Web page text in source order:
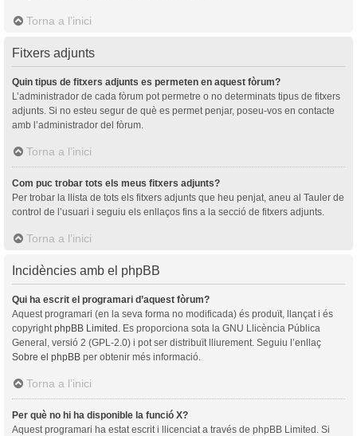
Torna a l’inici
Fitxers adjunts
Quin tipus de fitxers adjunts es permeten en aquest fòrum?
L’administrador de cada fòrum pot permetre o no determinats tipus de fitxers
adjunts. Si no esteu segur de què es permet penjar, poseu-vos en contacte
amb l’administrador del fòrum.
Torna a l’inici
Com puc trobar tots els meus fitxers adjunts?
Per trobar la llista de tots els fitxers adjunts que heu penjat, aneu al Tauler de
control de l’usuari i seguiu els enllaços fins a la secció de fitxers adjunts.
Torna a l’inici
Incidències amb el phpBB
Qui ha escrit el programari d’aquest fòrum?
Aquest programari (en la seva forma no modificada) és produït, llançat i és
copyright phpBB Limited . Es proporciona sota la GNU Llicència Pública
General, versió 2 (GPL-2.0) i pot ser distribuït lliurement. Seguiu l’enllaç
Sobre el phpBB per obtenir més informació.
Torna a l’inici
Per què no hi ha disponible la funció X?
Aquest programari ha estat escrit i llicenciat a través de phpBB Limited. Si